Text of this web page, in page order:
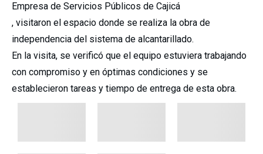
Empresa de Servicios Públicos de Cajicá
, visitaron el espacio donde se realiza la obra de
independencia del sistema de alcantarillado.
En la visita, se verificó que el equipo estuviera trabajando
con compromiso y en óptimas condiciones y se
establecieron tareas y tiempo de entrega de esta obra.